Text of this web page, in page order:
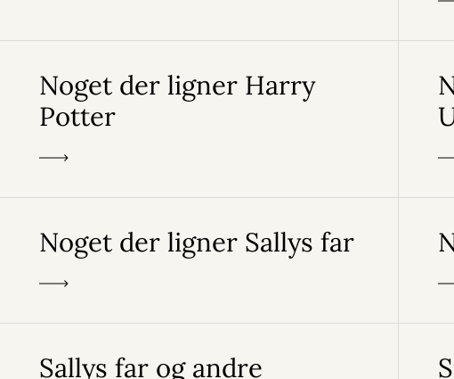
Noget der ligner Harry
Potter
Noget der ligner Sallys far
Sallys far og andre